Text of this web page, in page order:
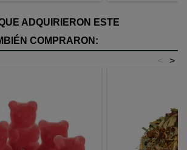
ADQUIRIERON ESTE
COMPRARON:
>
<